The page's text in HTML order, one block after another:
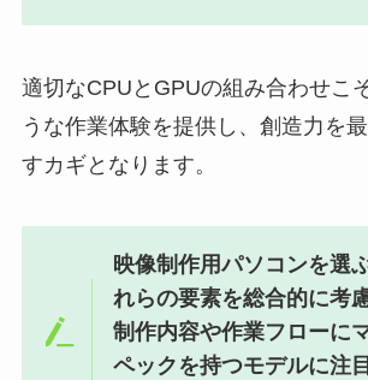
適切なCPUとGPUの組み合わせこ
うな作業体験を提供し、創造力を
すカギとなります。
映像制作用パソコンを選
れらの要素を総合的に考
制作内容や作業フローに
ペックを持つモデルに注